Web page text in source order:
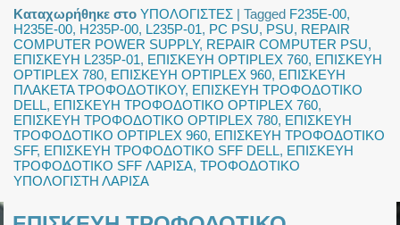
Καταχωρήθηκε στο ΥΠΟΛΟΓΙΣΤΕΣ |Tagged F235E-00,
H235E-00, H235P-00, L235P-01, PC PSU, PSU, REPAIR
COMPUTER POWER SUPPLY, REPAIR COMPUTER PSU,
ΕΠΙΣΚΕΥΗ L235P-01, ΕΠΙΣΚΕΥΗ OPTIPLEX 760, ΕΠΙΣΚΕΥΗ
OPTIPLEX 780, ΕΠΙΣΚΕΥΗ OPTIPLEX 960, ΕΠΙΣΚΕΥΗ
ΠΛΑΚΕΤΑ ΤΡΟΦΟΔΟΤΙΚΟΥ, ΕΠΙΣΚΕΥΗ ΤΡΟΦΟΔΟΤΙΚΟ
DELL, ΕΠΙΣΚΕΥΗ ΤΡΟΦΟΔΟΤΙΚΟ OPTIPLEX 760,
ΕΠΙΣΚΕΥΗ ΤΡΟΦΟΔΟΤΙΚΟ OPTIPLEX 780, ΕΠΙΣΚΕΥΗ
ΤΡΟΦΟΔΟΤΙΚΟ OPTIPLEX 960, ΕΠΙΣΚΕΥΗ ΤΡΟΦΟΔΟΤΙΚΟ
SFF, ΕΠΙΣΚΕΥΗ ΤΡΟΦΟΔΟΤΙΚΟ SFF DELL, ΕΠΙΣΚΕΥΗ
ΤΡΟΦΟΔΟΤΙΚΟ SFF ΛΑΡΙΣΑ,ΤΡΟΦΟΔΟΤΙΚΟ
ΥΠΟΛΟΓΙΣΤΗ ΛΑΡΙΣΑ